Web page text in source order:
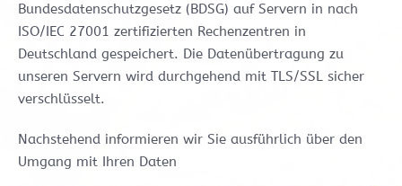
Bundesdatenschutzgesetz (BDSG) auf Servern in nach
ISO/IEC 27001 zertifizierten Rechenzentren in
Deutschland gespeichert. Die Datenübertragung zu
unseren Servern wird durchgehend mit TLS/SSL sicher
verschlüsselt.
Nachstehend informieren wir Sie ausführlich über den
Umgang mit Ihren Daten